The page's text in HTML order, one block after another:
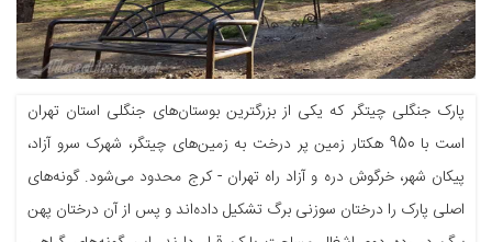
پارک جنگلی چیتگر که یکی از بزرگترین بوستان‌های جنگلی استان تهران
است با 950 هکتار زمین پر درخت به زمین‌های چیتگر، شهرک سرو آزاد،
پیکان شهر، خرگوش دره و آزاد راه تهران - کرج محدود می‌شود. گونه‌های
اصلی پارک را درختان سوزنی برگ تشکیل داده‌اند و پس از آن درختان پهن